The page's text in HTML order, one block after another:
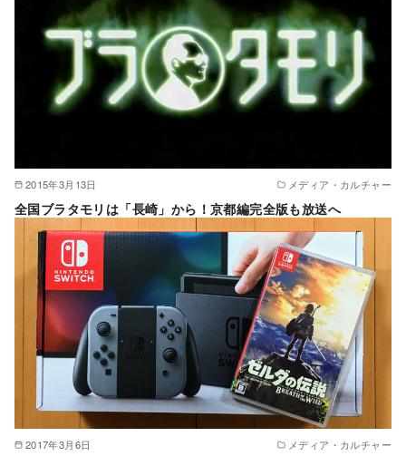
2015年3月13日 メディア・カルチャー
全国ブラタモリは「長崎」から！京都編完全版も放送へ
2017年3月6日 メディア・カルチャー